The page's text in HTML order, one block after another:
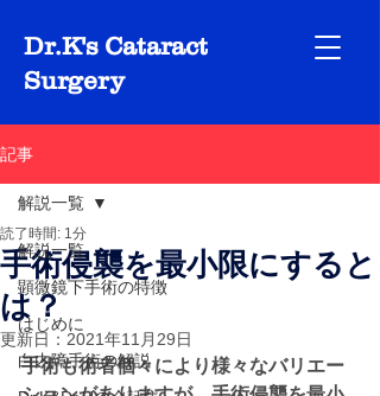
Dr.K's Cataract
Surgery
記事
解説一覧
顕微鏡下手術の特徴
はじめに
白内障手術の解説
解説一覧
手術侵襲を最小限にすると
は？
読了時間: 1分
更新日： 2021年11月29日
手術も術者個々により様々なバリエー